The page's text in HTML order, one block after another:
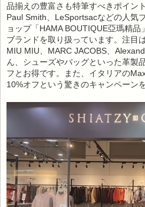
品揃えの豊富さも特筆すべきポイン
Paul Smith、LeSportsacなどの人気
ョップ「HAMA BOUTIQUE亞瑪精
ブランドを取り扱っています。注目
MIU MIU、MARC JACOBS、
ん、シューズやバッグといった革製
フとお得です。また、イタリアの
10%オフという驚きのキャンペーン